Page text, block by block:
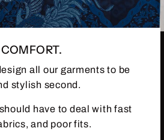
all our garments to be
stylish second.
have to deal with fast
and poor fits.